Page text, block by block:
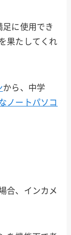
に使用でき
果たしてくれ
から、中学
ノートパソコ
合、インカメ